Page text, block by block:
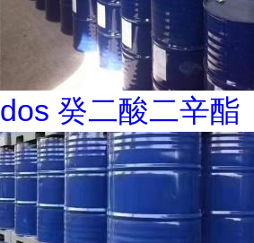
dos 癸二酸二辛酯